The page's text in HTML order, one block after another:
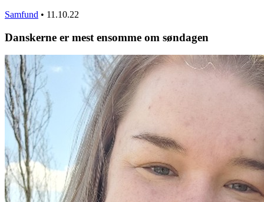
Samfund • 11.10.22
Danskerne er mest ensomme om søndagen